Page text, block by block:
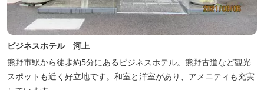
ビジネスホテル 河上
熊野市駅から徒歩約5分にあるビジネスホテル。熊野古道など観光
スポットも近く好立地です。和室と洋室があり、アメニティも充実